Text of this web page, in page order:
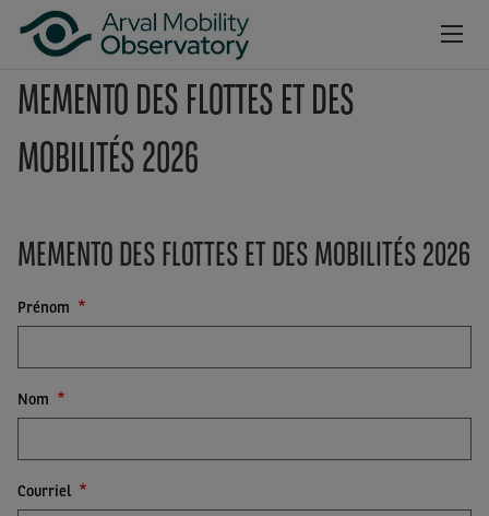
Aller au contenu principal
MEMENTO DES FLOTTES ET DES
MOBILITÉS 2026
MEMENTO DES FLOTTES ET DES MOBILITÉS 2026
Prénom
Nom
Courriel
NEWSROOM
CAHIERS
INSCRIPTION NEWSLETTER